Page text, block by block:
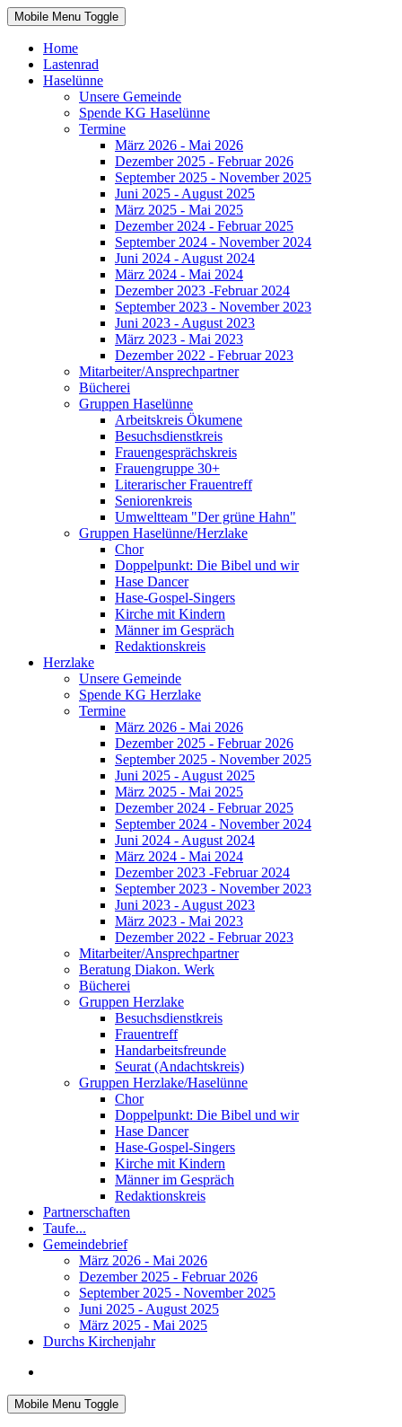
Mobile Menu Toggle
Home
Lastenrad
Haselünne
Unsere Gemeinde
Spende KG Haselünne
Termine
März 2026 - Mai 2026
Dezember 2025 - Februar 2026
September 2025 - November 2025
Juni 2025 - August 2025
März 2025 - Mai 2025
Dezember 2024 - Februar 2025
September 2024 - November 2024
Juni 2024 - August 2024
März 2024 - Mai 2024
Dezember 2023 -Februar 2024
September 2023 - November 2023
Juni 2023 - August 2023
März 2023 - Mai 2023
Dezember 2022 - Februar 2023
Mitarbeiter/Ansprechpartner
Bücherei
Gruppen Haselünne
Arbeitskreis Ökumene
Besuchsdienstkreis
Frauengesprächskreis
Frauengruppe 30+
Literarischer Frauentreff
Seniorenkreis
Umweltteam "Der grüne Hahn"
Gruppen Haselünne/Herzlake
Chor
Doppelpunkt: Die Bibel und wir
Hase Dancer
Hase-Gospel-Singers
Kirche mit Kindern
Männer im Gespräch
Redaktionskreis
Herzlake
Unsere Gemeinde
Spende KG Herzlake
Termine
März 2026 - Mai 2026
Dezember 2025 - Februar 2026
September 2025 - November 2025
Juni 2025 - August 2025
März 2025 - Mai 2025
Dezember 2024 - Februar 2025
September 2024 - November 2024
Juni 2024 - August 2024
März 2024 - Mai 2024
Dezember 2023 -Februar 2024
September 2023 - November 2023
Juni 2023 - August 2023
März 2023 - Mai 2023
Dezember 2022 - Februar 2023
Mitarbeiter/Ansprechpartner
Beratung Diakon. Werk
Bücherei
Gruppen Herzlake
Besuchsdienstkreis
Frauentreff
Handarbeitsfreunde
Seurat (Andachtskreis)
Gruppen Herzlake/Haselünne
Chor
Doppelpunkt: Die Bibel und wir
Hase Dancer
Hase-Gospel-Singers
Kirche mit Kindern
Männer im Gespräch
Redaktionskreis
Partnerschaften
Taufe...
Gemeindebrief
März 2026 - Mai 2026
Dezember 2025 - Februar 2026
September 2025 - November 2025
Juni 2025 - August 2025
März 2025 - Mai 2025
Durchs Kirchenjahr
Mobile Menu Toggle